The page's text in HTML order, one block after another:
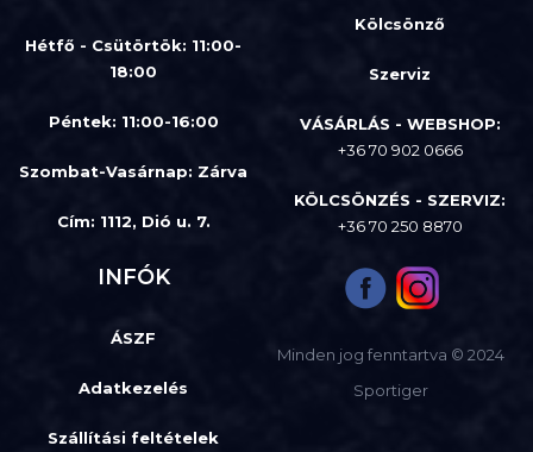
Hétfő - Csütörtök: 11:00-
18:00
Péntek: 11:00-16:00
Szombat-Vasárnap: Zárva
Cím: 1112, Dió u. 7.
Kölcsönző
Szerviz
VÁSÁRLÁS - WEBSHOP:
+36 70 902 0666
KÖLCSÖNZÉS - SZERVIZ:
+36 70 250 8870
INFÓK
ÁSZF
Adatkezelés
Szállítási feltételek
Minden jog fenntartva © 2024
Sportiger